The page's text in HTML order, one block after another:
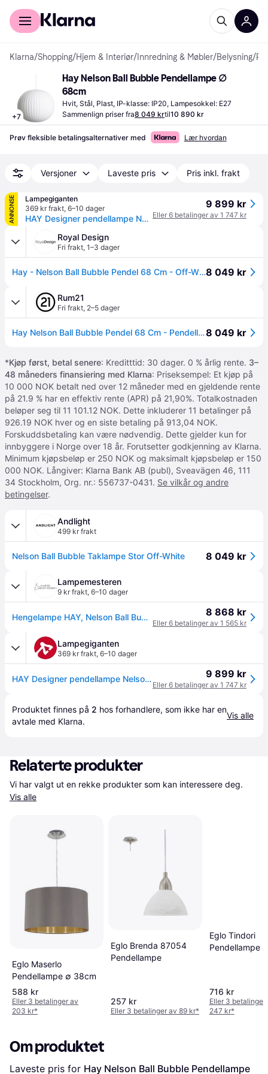
For kunder
Klarna/Shopping/Hjem & Interiør/ Innredning & Møbler/Belysning/
+7
Hay Nelson Ball Bubble Pendellampe ∅
68cm
Hvit, Stål, Plast, IP-klasse: IP20, Lampesokkel: E27
Sammenlign priser fra8 049 krtil10 890 kr
Prøv fleksible betalingsalternativer med Lær hvordan
Versjoner Laveste pris Pris inkl. frakt
ANNONSE
Lampegiganten
369 kr frakt, 6–10 dager
HAY Designer pendellampe Nelson Ball Bubble, dimbar, Hvit / opal, Stue / spisestue, Kunststoff, Design
9 899 kr
Eller 6 betalinger av 1 747 kr
Royal Design
Fri frakt, 1–3 dager
Hay - Nelson Ball Bubble Pendel 68 Cm - Off-White8 049 kr
Rum21
Fri frakt, 2–5 dager
Hay Nelson Ball Bubble Pendel 68 Cm - Pendellamper Plastpolymér Off-White - AB099-A603-AB148 049 kr
*Kjøp først, betal senere: Kreditttid: 30 dager. 0 % årlig rente. 3–
48 måneders finansiering med Klarna: Priseksempel: Et kjøp på
10 000 NOK betalt ned over 12 måneder med en gjeldende rente
på 21.9 % har en effektiv rente (APR) på 21,90%. Totalkostnaden
beløper seg til 11 101.12 NOK. Dette inkluderer 11 betalinger på
926.19 NOK hver og en siste betaling på 913,04 NOK.
Forskuddsbetaling kan være nødvendig. Dette gjelder kun for
innbyggere i Norge over 18 år. Forutsetter godkjenning av Klarna.
Minimum kjøpsbeløp er 250 NOK og maksimalt kjøpsbeløp er 150
000 NOK. Långiver: Klarna Bank AB (publ), Sveavägen 46, 111
34 Stockholm, Org. nr.: 556737-0431. Se vilkår og andre
betingelser.
Andlight
499 kr frakt
Nelson Ball Bubble Taklampe Stor Off-White 8 049 kr
Lampemesteren
9 kr frakt, 6–10 dager
Hengelampe HAY, Nelson Ball Bubble, dimmbar, Hvit, Stue, Plast, Design 8 868 kr
Eller 6 betalinger av 1 565 kr
Lampegiganten
369 kr frakt, 6–10 dager
HAY Designer pendellampe Nelson Ball Bubble, dimbar, Hvit / opal, Stue / spisestue, Kunststoff, Design 9 899 kr
Eller 6 betalinger av 1 747 kr
Produktet finnes på 2 hos forhandlere, som ikke har en
avtale med Klarna.
Vis alle
Relaterte produkter
Vis alle
Eglo Maserlo
Pendellampe ∅ 38cm
588 kr
Eller 3 betalinger av
203 kr*
Eglo Brenda 87054
Pendellampe
257 kr
Eller 3 betalinger av 89 kr*
Eglo Tindori
Pendellampe
716 kr
Eller 3 betalinger
247 kr*
Om produktet
Laveste pris for Hay Nelson Ball Bubble Pendellampe